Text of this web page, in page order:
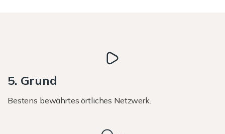
5. Grund
Bestens bewährtes örtliches Netzwerk.